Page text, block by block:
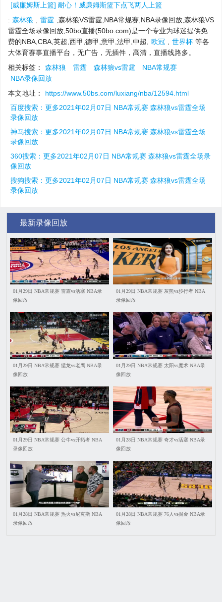
[威廉姆斯上篮] 耐心！威廉姆斯篮下点飞两人上篮
: 森林狼 雷霆 ,森林狼VS雷霆,NBA常规赛,NBA录像回放,森林狼VS
雷霆全场录像回放,50bo直播(50bo.com)是一个专业为球迷提供免
费的NBA,CBA,英超,西甲,德甲,意甲,法甲,中超,
欧冠 世界杯 等各
大体育赛事直播平台，无广告，无插件，高清，直播线路多。
相关标签：
森林狼 雷霆 森林狼vs雷霆
NBA常规赛
NBA录像回放
本文地址：
https://www.50bs.com/luxiang/nba/12594.html
百度搜索：更多2021年02月07日 NBA常规赛 森林狼vs雷霆全场
录像回放
神马搜索：更多2021年02月07日 NBA常规赛 森林狼vs雷霆全场
录像回放
360搜索：更多2021年02月07日 NBA常规赛 森林狼vs雷霆全场录
像回放
搜狗搜索：更多2021年02月07日 NBA常规赛 森林狼vs雷霆全场
录像回放
最新录像回放
01月29日 NBA常规赛 雷霆vs活塞 NBA录
像回放
01月29日 NBA常规赛 灰熊vs步行者 NBA
录像回放
01月29日 NBA常规赛 猛龙vs老鹰 NBA录
像回放
01月29日 NBA常规赛 太阳vs魔术 NBA录
像回放
01月29日 NBA常规赛 公牛vs开拓者 NBA
录像回放
01月28日 NBA常规赛 奇才vs活塞 NBA录
像回放
01月28日 NBA常规赛 热火vs尼克斯 NBA
录像回放
01月28日 NBA常规赛 76人vs掘金 NBA录
像回放